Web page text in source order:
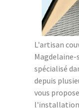
L'artisan
Magdelaine-
spécialisé
depuis
vous